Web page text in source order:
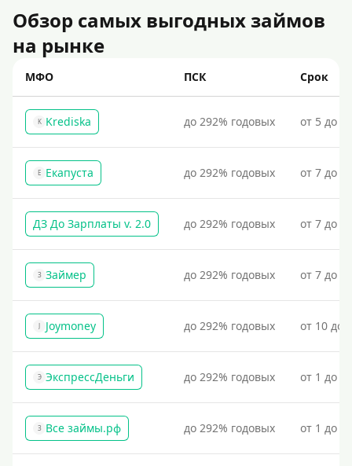
Для бизнеса
Документы
По ИНН
По загранпаспорту
По военному билету
По водительскому удостоверению
По СНИЛСу
Без СНИЛСа
По паспорту
Без паспорта
По фото
Без фото
Без подтверждения дохода
Без справок и поручителей
Без посредников
Процент
Обзор самых выгодных займов
на рынке
МФО ПСК Срок
K Krediska до 292% годовых от 5 до
Е Екапуста до 292% годовых от 7 до
ДЗ До Зарплаты v. 2.0 до 292% годовых от 7 до
З Займер до 292% годовых от 7 до
J Joymoney до 292% годовых от 10 до
Э ЭкспрессДеньги до 292% годовых от 1 до
З Все займы.рф до 292% годовых от 1 до